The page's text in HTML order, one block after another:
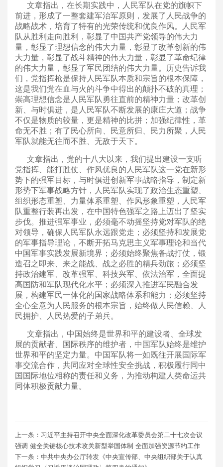
文章指出，在长期实践中，人民军队在党的旗帜下
前进，形成了一整套建军治军原则，发展了人民战争的
战略战术，培育了特有的光荣传统和优良作风。人民军
队从胜利走向胜利，彰显了中国共产党领导的伟大力
量，彰显了理想信念的伟大力量，彰显了改革创新的伟
大力量，彰显了战斗精神的伟大力量，彰显了革命纪律
的伟大力量，彰显了军民团结的伟大力量。历史告诉我
们，党指挥枪是保持人民军队本质和宗旨的根本保障，
这是我们党在血与火的斗争中得出的颠扑不破的真理；
崇高理想信念是人民军队勇往直前的精神力量；改革创
新、与时俱进，是人民军队不断发展的康庄大道；战争
不仅是物质的较量，更是精神的比拼；加强纪律性，革
命无不胜；有了民心所向、民意所归、民力所聚，人民
军队就能无往而不胜、无敌于天下。
文章指出，党的十八大以来，我们提出建设一支听
党指挥、能打胜仗、作风优良的人民军队这一党在新形
势下的强军目标，与时俱进创新军事战略指导，制定新
形势下军事战略方针，人民军队实现了政治生态重塑、
组织形态重塑、力量体系重塑、作风形象重塑，人民军
队重整行装再出发，在中国特色强军之路上迈出了坚实
步伐。推进强军事业，必须毫不动摇坚持党对军队的绝
对领导，确保人民军队永远跟党走；必须坚持和发展党
的军事指导理论，不断开拓马克思主义军事理论和当代
中国军事实践发展新境界；必须始终聚焦备战打仗，锻
造召之即来、来之能战、战之必胜的精兵劲旅；必须坚
持政治建军、改革强军、科技兴军、依法治军，全面提
高国防和军队现代化水平；必须深入推进军民融合发
展，构建军民一体化的国家战略体系和能力；必须坚持
全心全意为人民服务的根本宗旨，始终做人民信赖、人
民拥护、人民热爱的子弟兵。
文章指出，中国始终是世界和平的建设者、全球发
展的贡献者、国际秩序的维护者，中国军队始终是维护
世界和平的坚定力量。中国军队将一如既往开展国际军
事交流合作，共同应对全球性安全挑战，积极履行同中
国国际地位相称的责任和义务，为推动构建人类命运共
同体积极贡献力量。
上一条：习近平主持召开中央全面深化改革委员会第二十七次会议
强调 健全关键核心技术攻关新型举国体制 全面加强资源节约工作
下一条：中共中央办公厅转发《中央宣传部、中央组织部关于认真